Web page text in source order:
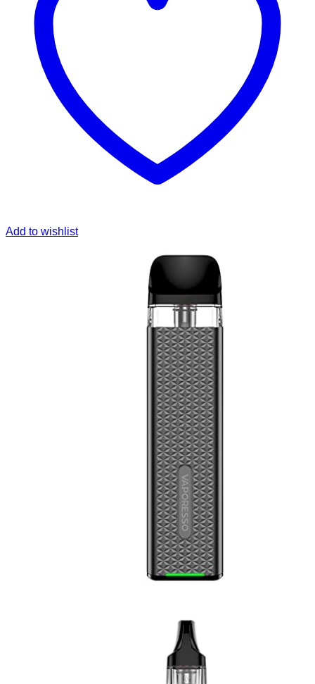
Add to wishlist